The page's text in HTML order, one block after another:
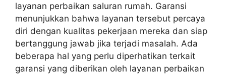
layanan perbaikan saluran rumah. Garansi
menunjukkan bahwa layanan tersebut percaya
diri dengan kualitas pekerjaan mereka dan siap
bertanggung jawab jika terjadi masalah. Ada
beberapa hal yang perlu diperhatikan terkait
garansi yang diberikan oleh layanan perbaikan